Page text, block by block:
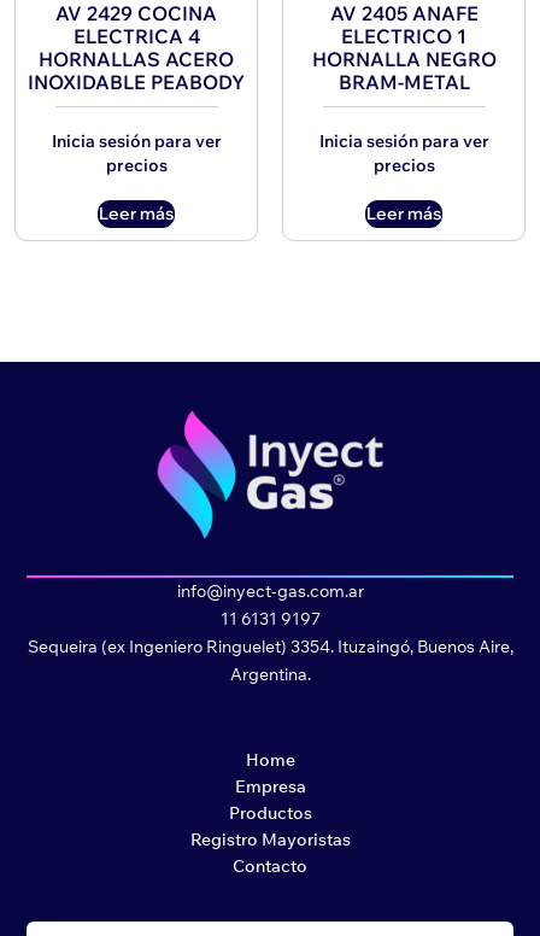
AV 2429 COCINA
ELECTRICA 4
HORNALLAS ACERO
INOXIDABLE PEABODY
Inicia sesión para ver
precios
Leer más
AV 2405 ANAFE
ELECTRICO 1
HORNALLA NEGRO
BRAM-METAL
Inicia sesión para ver
precios
Leer más
info@inyect-gas.com.ar
11 6131 9197
Sequeira (ex Ingeniero Ringuelet) 3354. Ituzaingó, Buenos Aire,
Argentina.
Home
Empresa
Productos
Registro Mayoristas
Contacto